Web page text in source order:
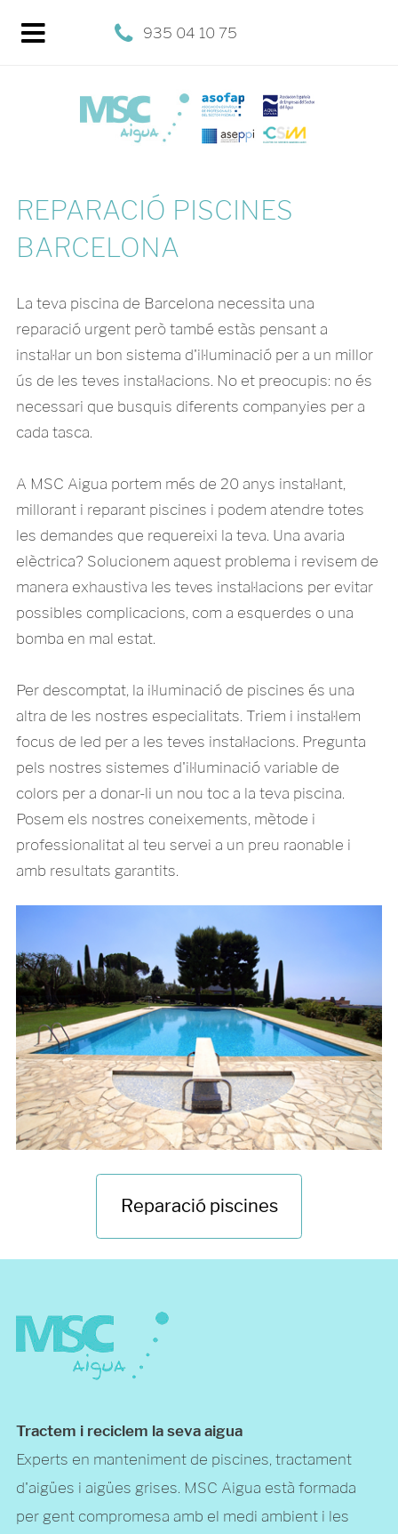
935 04 10 75
REPARACIÓ PISCINES
BARCELONA
La teva piscina de Barcelona necessita una
reparació urgent però també estàs pensant a
instal·lar un bon sistema d'il·luminació per a un millor
ús de les teves instal·lacions. No et preocupis: no és
necessari que busquis diferents companyies per a
cada tasca.
A MSC Aigua portem més de 20 anys instal·lant,
millorant i reparant piscines i podem atendre totes
les demandes que requereixi la teva. Una avaria
elèctrica? Solucionem aquest problema i revisem de
manera exhaustiva les teves instal·lacions per evitar
possibles complicacions, com a esquerdes o una
bomba en mal estat.
Per descomptat, la il·luminació de piscines és una
altra de les nostres especialitats. Triem i instal·lem
focus de led per a les teves instal·lacions. Pregunta
pels nostres sistemes d'il·luminació variable de
colors per a donar-li un nou toc a la teva piscina.
Posem els nostres coneixements, mètode i
professionalitat al teu servei a un preu raonable i
amb resultats garantits.
Reparació piscines
Tractem i reciclem la seva aigua
Experts en manteniment de piscines, tractament
d'aigües i aigües grises. MSC Aigua està formada
per gent compromesa amb el medi ambient i les